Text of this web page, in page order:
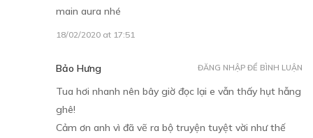
main aura nhé
18/02/2020 at 17:51
Bảo Hưng
Tua hơi nhanh nên bây giờ đọc lại e vẫn thấy hụt hẫng
ghê!
Cảm ơn anh vì đã vẽ ra bộ truyện tuyệt vời như thế
ĐĂNG NHẬP ĐỂ BÌNH LUẬN